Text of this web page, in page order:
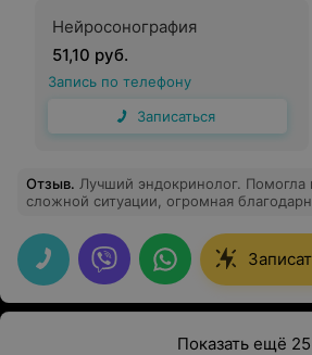
Нейросонография
51,10 руб.
Запись по телефону
Записаться
Отзыв. Лучший эндокринолог. Помогла
сложной ситуации, огромная
Показать ещё 25